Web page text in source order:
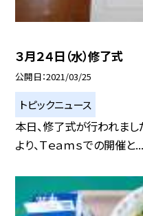
３月２４日（水）修了式
公開日 2021/03/25
トピックニュース
本日、修了式が行われま
より、Ｔｅａｍｓでの開催と...